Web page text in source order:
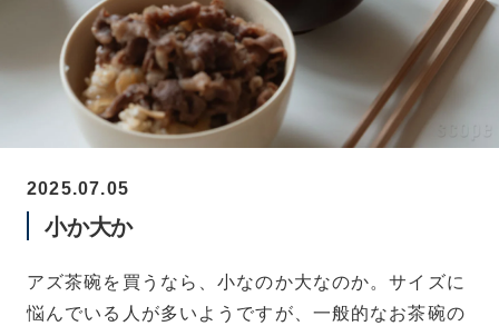
2025.07.05
小か大か
アズ茶碗を買うなら、小なのか大なのか。サイズに
悩んでいる人が多いようですが、一般的なお茶碗の